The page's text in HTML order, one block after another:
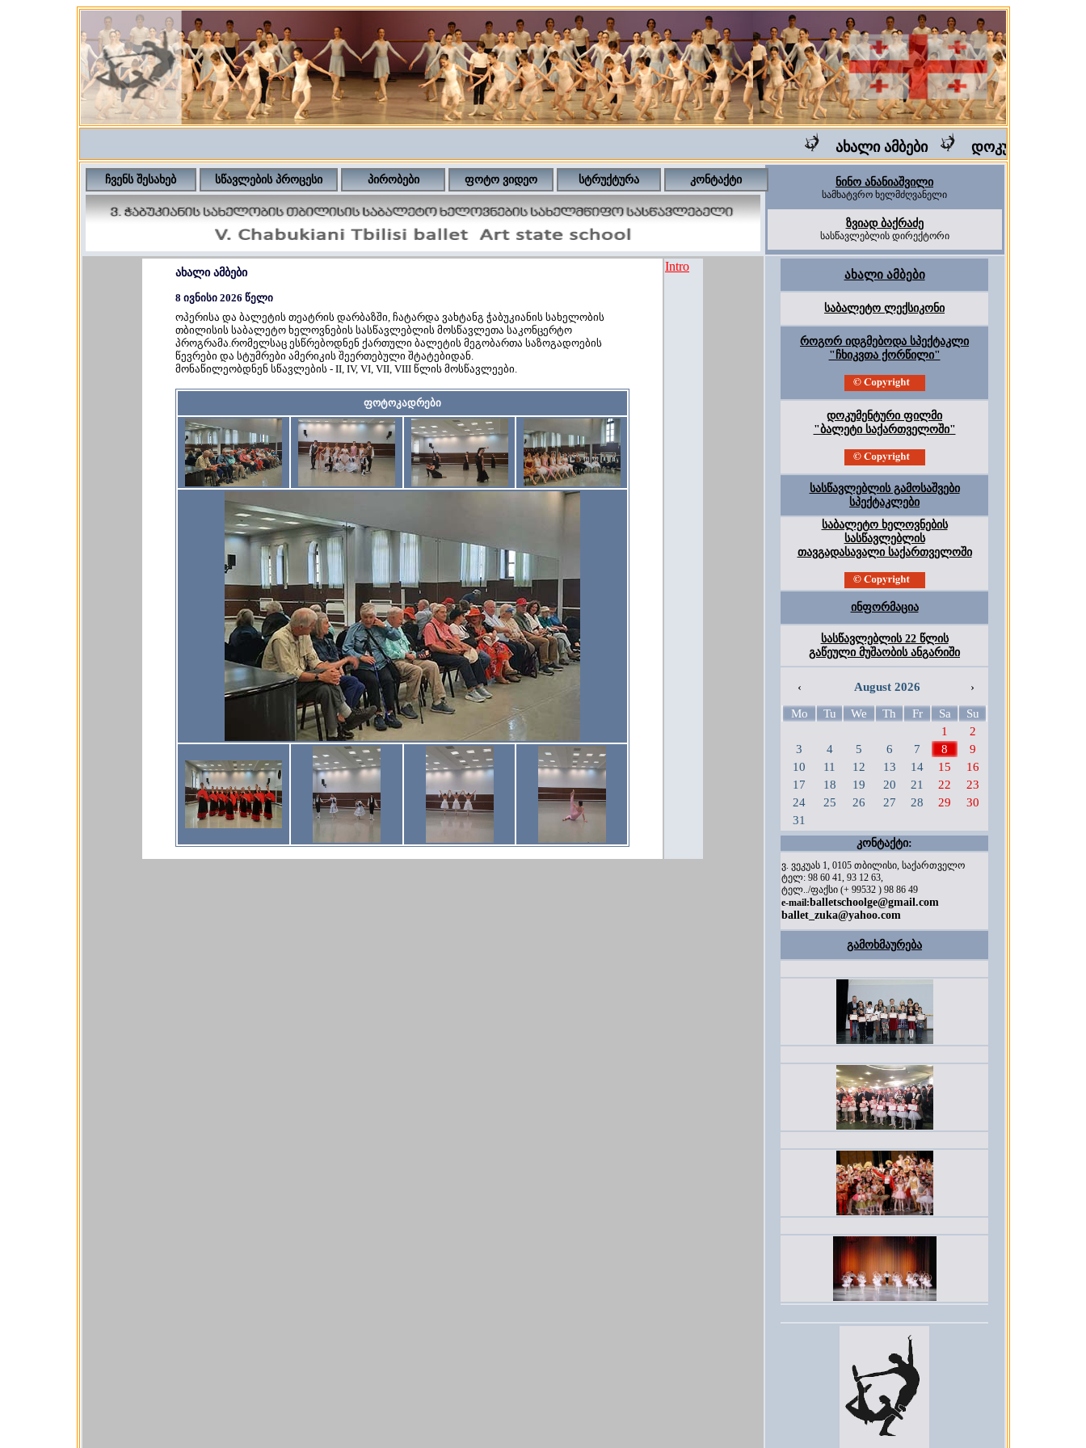
ახალი ამბები დოკუმენტური
ჩვენს შესახებ სწავლების პროცესი პირობები ფოტო ვიდეო სტრუქტურა კონტაქტი ნინო ანანიაშვილი
სამხატვრო ხელმძღვანელი
ზვიად ბაქრაძე
სასწავლებლის დირექტორი
ახალი ამბები
8 ივნისი 2026 წელი
ოპერისა და ბალეტის თეატრის დარბაზში, ჩატარდა ვახტანგ ჭაბუკიანის სახელობის
თბილისის საბალეტო ხელოვნების სასწავლებლის მოსწავლეთა საკონცერტო
პროგრამა.რომელსაც ესწრებოდნენ ქართული ბალეტის მეგობართა საზოგადოების
წევრები და სტუმრები ამერიკის შეერთებული შტატებიდან.
მონაწილეობდნენ სწავლების - II, IV, VI, VII, VIII წლის მოსწავლეები.
ფოტოკადრები
Intro
ახალი ამბები
საბალეტო ლექსიკონი
როგორ იდგმებოდა სპექტაკლი
"ჩხიკვთა ქორწილი"
დოკუმენტური ფილმი
"ბალეტი საქართველოში"
სასწავლებლის გამოსაშვები
სპექტაკლები
საბალეტო ხელოვნების
სასწავლებლის
თავგადასავალი საქართველოში
ინფორმაცია
სასწავლებლის 22 წლის
გაწეული მუშაობის ანგარიში
‹ August 2026 ›
Mo Tu We Th Fr Sa
Su
1
2
3
4 5 6 7 8
9
10
11 12 13 14 15
16
17
18 19 20 21 22
23
24
25 26 27 28 29
30
31
კონტაქტი:
ვ. ვეკუას 1, 0105 თბილისი, საქართველო
ტელ: 98 60 41, 93 12 63,
ტელ../ფაქსი (+ 99532 ) 98 86 49
e-mail:balletschoolge@gmail.com
ballet_zuka@yahoo.com
გამოხმაურება